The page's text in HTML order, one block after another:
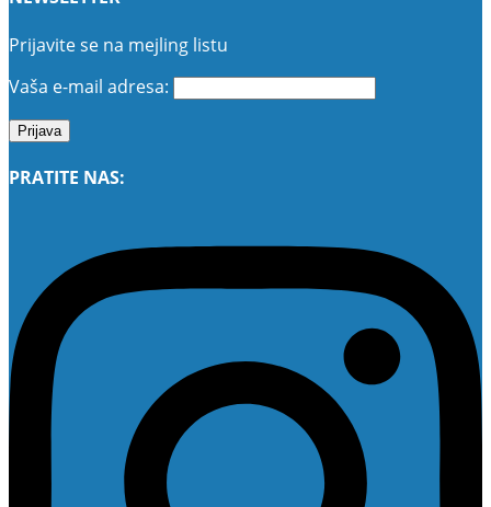
Prijavite se na mejling listu
Vaša e-mail adresa:
PRATITE NAS: